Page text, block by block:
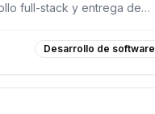
full-stack y entrega de
Desarrollo de software